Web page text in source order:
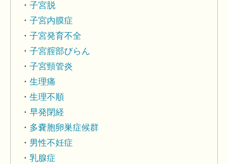
子宮脱
子宮内膜症
子宮発育不全
子宮腟部びらん
子宮頸管炎
生理痛
生理不順
早発閉経
多嚢胞卵巣症候群
男性不妊症
乳腺症